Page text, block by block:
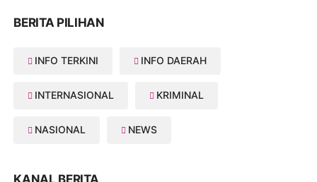
BERITA PILIHAN
INFO TERKINI INFO DAERAH
INTERNASIONAL KRIMINAL
NASIONAL NEWS
KANAL BERITA